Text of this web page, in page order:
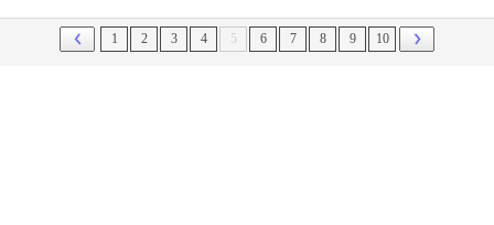
1 2 3 4 5 6 7 8 9 10